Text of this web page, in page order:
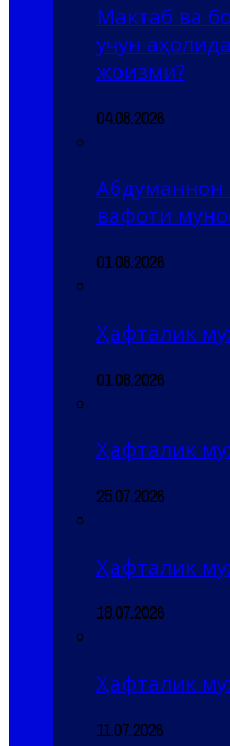
Мактаб ва
учун
жоизми?
04.08.2026
вафоти
01.08.2026
Ҳафталик
01.08.2026
Ҳафталик
25.07.2026
Ҳафталик
18.07.2026
Ҳафталик
11.07.2026